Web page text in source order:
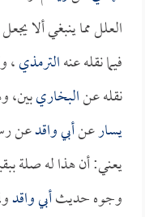
العلل مما ينبغي ألا
فيما نقله عنهالترمذي،
نقله عنالبخاري
يسارعنأبي واقدعن
يعني: أن هذا له صلة
وجوه حديثأبي واقد